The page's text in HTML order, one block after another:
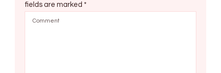
fields are marked *